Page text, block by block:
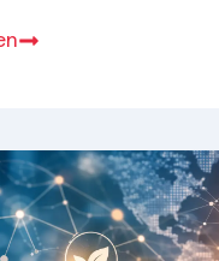
gewinnen.